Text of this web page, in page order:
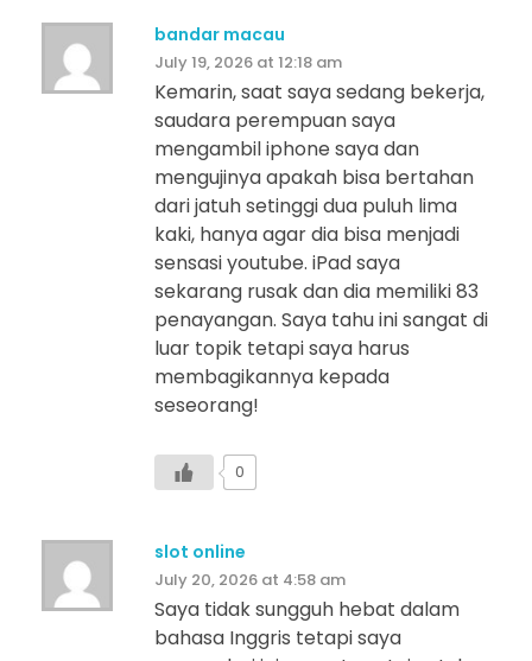
bandar macau
July 19, 2026 at 12:18 am
Kemarin, saat saya sedang bekerja,
saudara perempuan saya
mengambil iphone saya dan
mengujinya apakah bisa bertahan
dari jatuh setinggi dua puluh lima
kaki, hanya agar dia bisa menjadi
sensasi youtube. iPad saya
sekarang rusak dan dia memiliki 83
penayangan. Saya tahu ini sangat di
luar topik tetapi saya harus
membagikannya kepada
seseorang!
0
slot online
July 20, 2026 at 4:58 am
Saya tidak sungguh hebat dalam
bahasa Inggris tetapi saya